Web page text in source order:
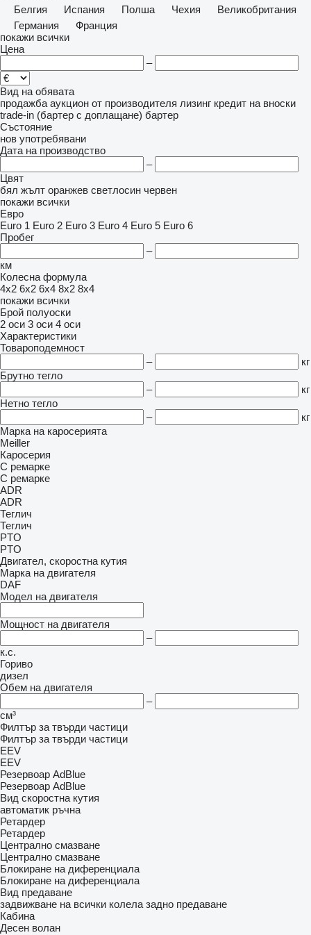
Белгия
Испания Полша Чехия
Великобритания
Германия
Франция
покажи всички
Цена
–
Вид на обявата
продажба аукцион от производителя лизинг кредит на вноски
trade-in (бартер с доплащане) бартер
Състояние
нов употребявани
Дата на производство
–
Цвят
бял жълт оранжев светлосин червен
покажи всички
Евро
Euro 1 Euro 2 Euro 3 Euro 4 Euro 5 Euro 6
Пробег
–
км
Колесна формула
4x2 6x2 6x4 8x2 8x4
покажи всички
Брой полуоски
2 оси 3 оси 4 оси
Характеристики
Товароподемност
–
кг
Брутно тегло
–
кг
Нетно тегло
–
кг
Марка на каросерията
Meiller
Каросерия
С ремарке
С ремарке
ADR
ADR
Теглич
Теглич
PTO
PTO
Двигател, скоростна кутия
Марка на двигателя
DAF
Модел на двигателя
Мощност на двигателя
–
к.с.
Гориво
дизел
Обем на двигателя
–
см³
Филтър за твърди частици
Филтър за твърди частици
EEV
EEV
Резервоар AdBlue
Резервоар AdBlue
Вид скоростна кутия
автоматик ръчна
Ретардер
Ретардер
Централно смазване
Централно смазване
Блокиране на диференциала
Блокиране на диференциала
Вид предаване
задвижване на всички колела задно предаване
Кабина
Десен волан